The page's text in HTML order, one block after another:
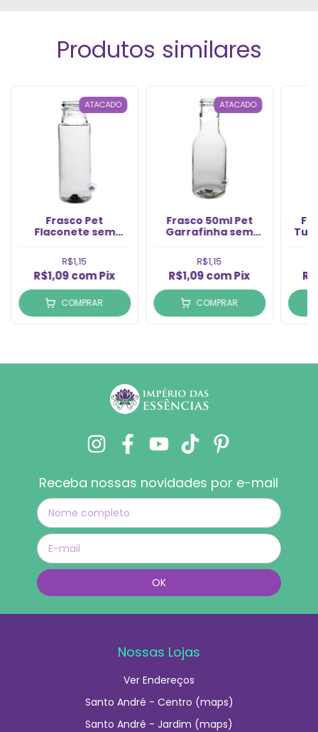
Produtos similares
ATACADO
Frasco Pet
Flaconete sem
20/410 (1Un)
R$1,15
R$1,09comPix
COMPRAR
ATACADO
Frasco 50ml Pet
Garrafinha sem
(1un)
R$1,15
R$1,09comPix
COMPRAR
Receba nossas novidades por e-mail
Nossas Lojas
Ver Endereços
Santo André - Centro (maps)
Santo André - Jardim (maps)